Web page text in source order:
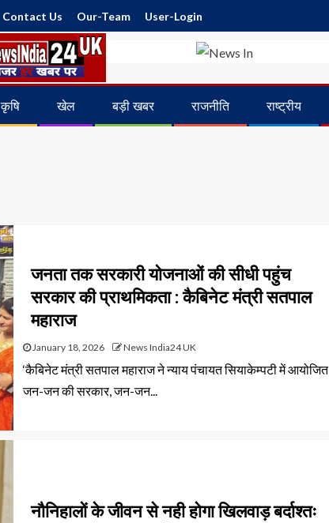
Contact Us Our-Team User-Login
कृषि खेल बड़ी खबर राजनीति राष्ट्रीय
जनता तक सरकारी योजनाओं की सीधी पहुंच
सरकार की प्राथमिकता : कैबिनेट मंत्री सतपाल
महाराज
January 18, 2026 News India24 UK
‘कैबिनेट मंत्री सतपाल महाराज ने न्याय पंचायत सियाकेम्पटी में आयोजित
जन-जन की सरकार, जन-जन...
नौनिहालों के जीवन से नही होगा खिलवाड़ बर्दाश्तः